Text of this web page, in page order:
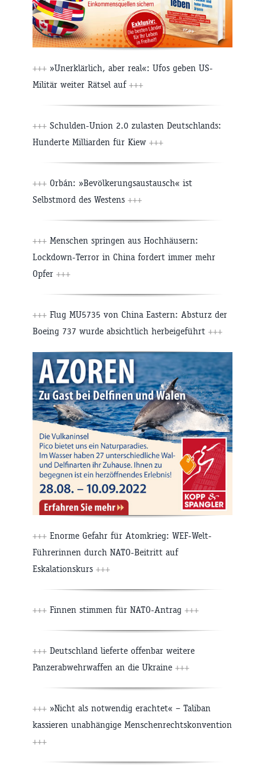
+++ »Unerklärlich, aber real«: Ufos geben US-
Militär weiter Rätsel auf +++
+++ Schulden-Union 2.0 zulasten Deutschlands:
Hunderte Milliarden für Kiew +++
+++ Orbán: »Bevölkerungsaustausch« ist
Selbstmord des Westens +++
+++ Menschen springen aus Hochhäusern:
Lockdown-Terror in China fordert immer mehr
Opfer +++
+++ Flug MU5735 von China Eastern: Absturz der
Boeing 737 wurde absichtlich herbeigeführt +++
+++ Enorme Gefahr für Atomkrieg: WEF-Welt-
Führerinnen durch NATO-Beitritt auf
Eskalationskurs +++
+++ Finnen stimmen für NATO-Antrag +++
+++ Deutschland lieferte offenbar weitere
Panzerabwehrwaffen an die Ukraine +++
+++ »Nicht als notwendig erachtet« – Taliban
kassieren unabhängige Menschenrechtskonvention
+++